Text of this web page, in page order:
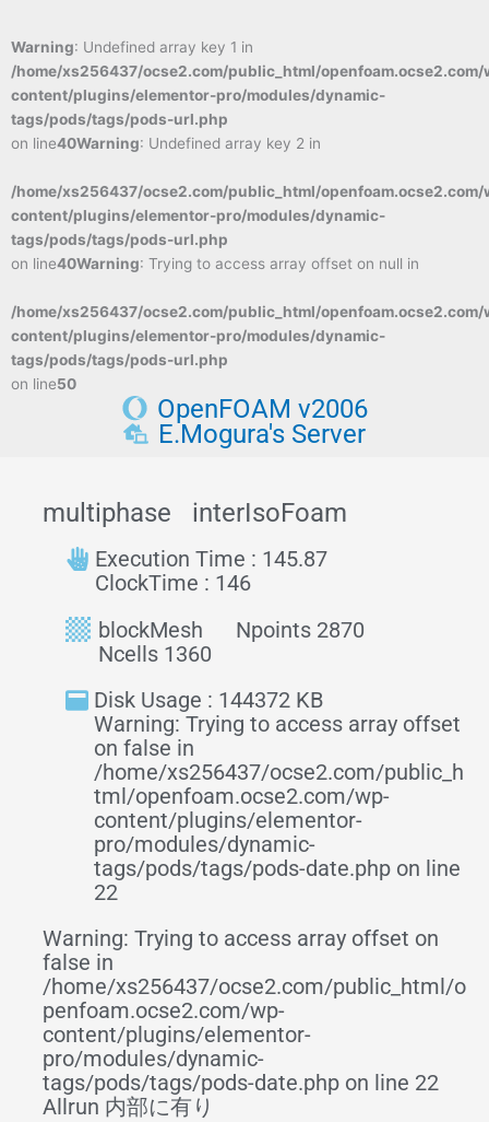
Warning: Undefined array key 1 in
/home/xs256437/ocse2.com/public_html/openfoam.ocse2.com/
content/plugins/elementor-pro/modules/dynamic-
tags/pods/tags/pods-url.php
on line40Warning: Undefined array key 2 in
/home/xs256437/ocse2.com/public_html/openfoam.ocse2.com/
content/plugins/elementor-pro/modules/dynamic-
tags/pods/tags/pods-url.php
on line40Warning: Trying to access array offset on null in
/home/xs256437/ocse2.com/public_html/openfoam.ocse2.com/
content/plugins/elementor-pro/modules/dynamic-
tags/pods/tags/pods-url.php
on line50
OpenFOAM v2006
E.Mogura's Server
multiphase interIsoFoam
Execution Time : 145.87
ClockTime : 146
blockMesh
Npoints 2870
Ncells 1360
Disk Usage : 144372 KB
Warning: Trying to access array offset
on false in
/home/xs256437/ocse2.com/public_h
tml/openfoam.ocse2.com/wp-
content/plugins/elementor-
pro/modules/dynamic-
tags/pods/tags/pods-date.php on line
22
Warning: Trying to access array offset on
false in
/home/xs256437/ocse2.com/public_html/o
penfoam.ocse2.com/wp-
content/plugins/elementor-
pro/modules/dynamic-
tags/pods/tags/pods-date.php on line 22
Allrun 内部に有り